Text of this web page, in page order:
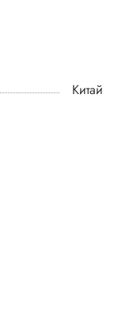
Китай